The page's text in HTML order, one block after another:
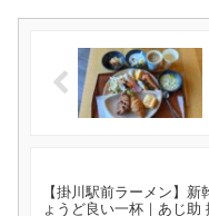
【掛川駅前ラーメン】新
ょうど良い一杯｜あじ助